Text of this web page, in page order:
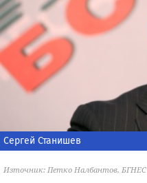
Сергей Станишев
Източник: Петко Налбантов, БГНЕС